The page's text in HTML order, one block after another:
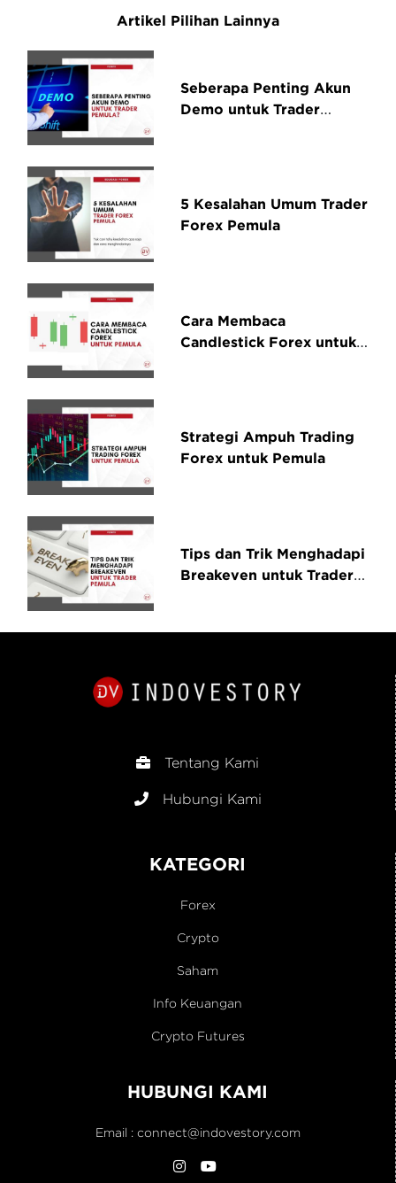
Artikel Pilihan Lainnya
Seberapa Penting Akun
Demo untuk Trader
5 Kesalahan Umum Trader
Forex Pemula
Cara Membaca
Candlestick Forex untuk
Strategi Ampuh Trading
Forex untuk Pemula
Tips dan Trik Menghadapi
Breakeven untuk Trader
Tentang Kami
Hubungi Kami
KATEGORI
Forex
Crypto
Saham
Info Keuangan
Crypto Futures
HUBUNGI KAMI
Email : connect@indovestory.com